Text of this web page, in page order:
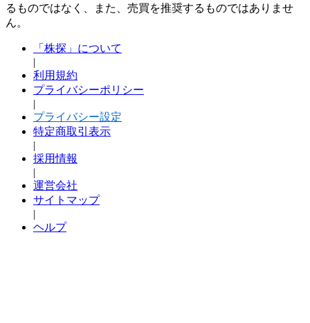
るものではなく、また、売買を推奨するものではありませ
ん。
「株探」について
|
利用規約
プライバシーポリシー
|
プライバシー設定
特定商取引表示
|
採用情報
|
運営会社
サイトマップ
|
ヘルプ